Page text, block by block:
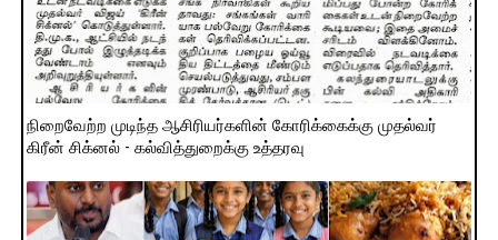
நிறைவேற்ற முடிந்த ஆசிரியர்களின் கோரிக்கைக்கு முதல்வர்
கிரீன் சிக்னல் - கல்வித்துறைக்கு உத்தரவு